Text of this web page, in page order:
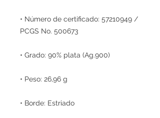
• Número de certificado: 57210949 /
PCGS No. 500673
• Grado: 90% plata (Ag.900)
• Peso: 26,96 g
• Borde: Estriado